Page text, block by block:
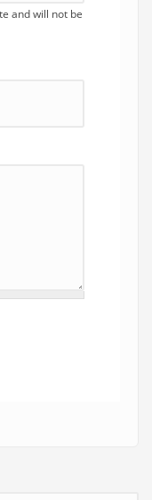
and will not be